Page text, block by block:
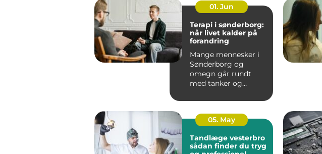
01. Jun
Terapi i sønderborg:
når livet kalder på
forandring
Mange mennesker i
Sønderborg og
omegn går rundt
med tanker og
mere end godt er....
05. May
Tandlæge vesterbro
sådan finder du tryg